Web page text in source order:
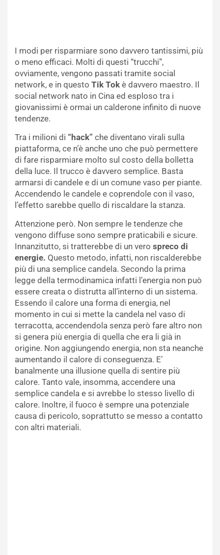
I modi per risparmiare sono davvero tantissimi, più
o meno efficaci. Molti di questi “trucchi”,
ovviamente, vengono passati tramite social
network, e in questo Tik Tok è davvero maestro. Il
social network nato in Cina ed esploso tra i
giovanissimi è ormai un calderone infinito di nuove
tendenze.
Tra i milioni di “hack” che diventano virali sulla
piattaforma, ce n’è anche uno che può permettere
di fare risparmiare molto sul costo della bolletta
della luce. Il trucco è davvero semplice. Basta
armarsi di candele e di un comune vaso per piante.
Accendendo le candele e coprendole con il vaso,
l’effetto sarebbe quello di riscaldare la stanza.
Attenzione però. Non sempre le tendenze che
vengono diffuse sono sempre praticabili e sicure.
Innanzitutto, si tratterebbe di un vero spreco di
energie. Questo metodo, infatti, non riscalderebbe
più di una semplice candela. Secondo la prima
legge della termodinamica infatti l’energia non può
essere creata o distrutta all’interno di un sistema.
Essendo il calore una forma di energia, nel
momento in cui si mette la candela nel vaso di
terracotta, accendendola senza però fare altro non
si genera più energia di quella che era li già in
origine. Non aggiungendo energia, non sta neanche
aumentando il calore di conseguenza. E’
banalmente una illusione quella di sentire più
calore. Tanto vale, insomma, accendere una
semplice candela e si avrebbe lo stesso livello di
calore. Inoltre, il fuoco è sempre una potenziale
causa di pericolo, soprattutto se messo a contatto
con altri materiali.